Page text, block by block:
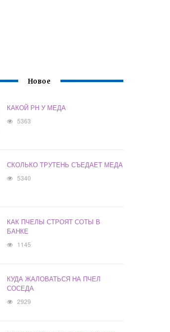
Новое
КАКОЙ РН У МЕДА
5363
СКОЛЬКО ТРУТЕНЬ СЪЕДАЕТ МЕДА
5340
КАК ПЧЕЛЫ СТРОЯТ СОТЫ В
БАНКЕ
1145
КУДА ЖАЛОВАТЬСЯ НА ПЧЕЛ
СОСЕДА
2929